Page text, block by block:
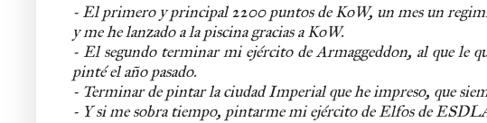
- El primero y principal 2200 puntos de KoW, un mes un
y me he lanzado a la piscina gracias a KoW.
- El segundo terminar mi ejército de Armaggeddon, al que le
pinté el año pasado.
- Terminar de pintar la ciudad Imperial que he impreso, que
- Y si me sobra tiempo, pintarme mi ejército de Elfos de